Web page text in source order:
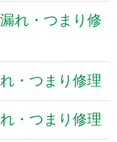
れ・つまり修
・つまり修理
・つまり修理